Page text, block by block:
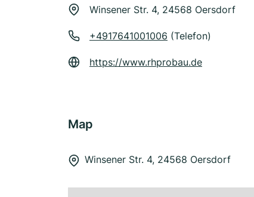
Winsener Str. 4, 24568 Oersdorf
+4917641001006 (Telefon)
https://www.rhprobau.de
Map
Winsener Str. 4, 24568 Oersdorf